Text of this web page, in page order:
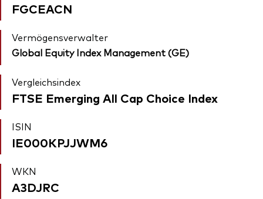
FGCEACN
Vermögensverwalter
Global Equity Index Management (GE)
Vergleichsindex
FTSE Emerging All Cap Choice Index
ISIN
IE000KPJJWM6
WKN
A3DJRC